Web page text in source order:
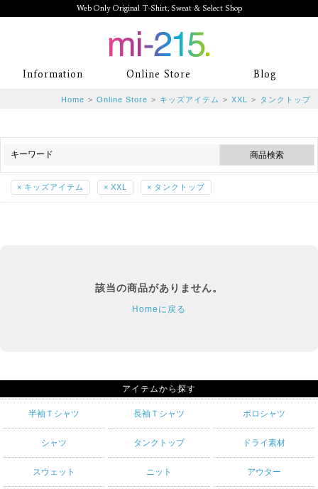
Web Only Original T-Shirt, Sweat & Select Shop
mi-215. Web Only Original T-Shirt,
Sweat & Select Shop mi-215. Tシャ
ランド専門通販
Information Online Store Blog
Home > Online Store > キッズアイテム > XXL > タンクトップ
× キッズアイテム × XXL × タンクトップ
該当の商品がありません。
Homeに戻る
アイテムから探す
半袖Ｔシャツ 長袖Ｔシャツ ポロシャツ
シャツ タンクトップ ドライ素材
スウェット ニット アウター